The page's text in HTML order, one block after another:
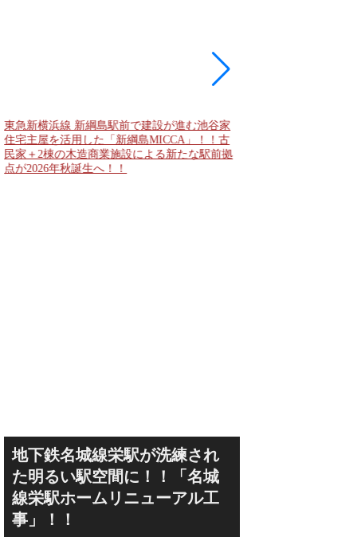
東急新横浜線 新綱島駅前で建設が進む池谷家
住宅主屋を活用した「新綱島MICCA」！！古
民家＋2棟の木造商業施設による新たな駅前拠
点が2026年秋誕生へ！！
地下鉄名城線栄駅が洗練され
た明るい駅空間に！！「名城
線栄駅ホームリニューアル工
事」！！